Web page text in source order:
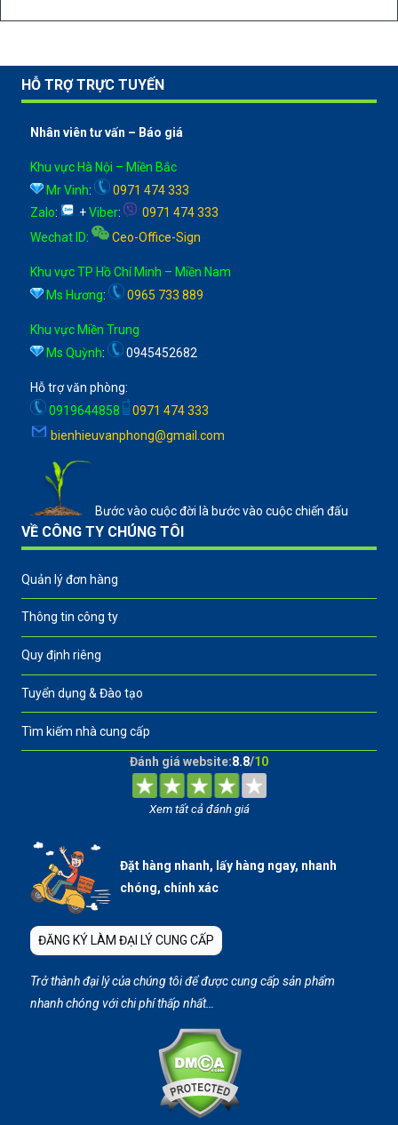
HỖ TRỢ TRỰC TUYẾN
Nhân viên tư vấn – Báo giá
Khu vực Hà Nội – Miền Bắc
Mr Vinh:
0971 474 333
Zalo: +Viber:
0971 474 333
Wechat ID: Ceo-Office-Sign
Khu vực TP Hồ Chí Minh – Miền Nam
Ms Hương: 0965 733 889
Khu vực Miền Trung
Ms Quỳnh: 0945452682
Hỗ trợ văn phòng:
0919644858
0971 474 333
bienhieuvanphong@gmail.com
Bước vào cuộc đời là bước vào cuộc chiến đấu
VỀ CÔNG TY CHÚNG TÔI
Quản lý đơn hàng
Thông tin công ty
Quy định riêng
Tuyển dụng & Đào tạo
Tìm kiếm nhà cung cấp
Đánh giá website:8.8/10
Xem tất cả đánh giá
Đặt hàng nhanh, lấy hàng ngay, nhanh
chóng, chính xác
ĐĂNG KÝ LÀM ĐẠI LÝ CUNG CẤP
Trở thành đại lý của chúng tôi để được cung cấp sản phẩm
nhanh chóng với chi phí thấp nhất…